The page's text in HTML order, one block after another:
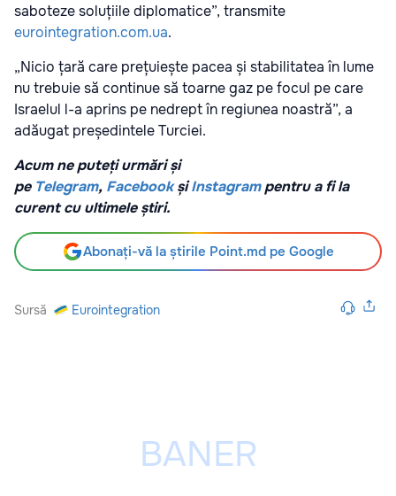
saboteze soluțiile diplomatice”, transmite
eurointegration.com.ua.
„Nicio țară care prețuiește pacea și stabilitatea în lume
nu trebuie să continue să toarne gaz pe focul pe care
Israelul l-a aprins pe nedrept în regiunea noastră”, a
adăugat președintele Turciei.
Acum ne puteți urmări și
pe Telegram, Facebook șiInstagrampentru a fi la
curent cu ultimele știri.
Abonați-vă la știrile Point.md pe Google
Sursă Eurointegration